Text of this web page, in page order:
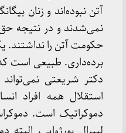
آتن نبوده‌اند و زنان
نمی‌شدند و در نتیجه
حکومت آتن را نداشتند.
برده‌داری. طبیعی است
دکتر شریعتی نمی‌تواند
استقلال همه افراد
دموکراتیک است.